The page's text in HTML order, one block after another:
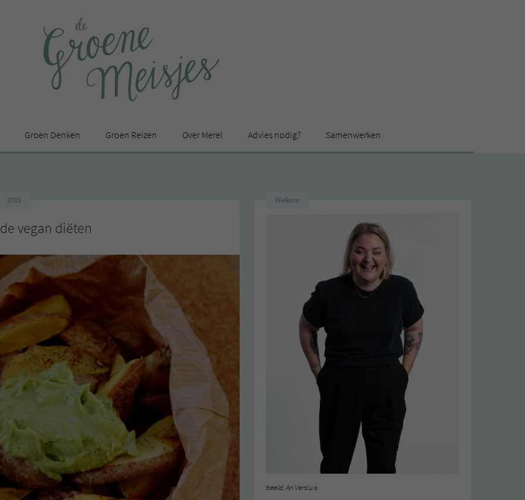
Groen Denken Groen Reizen Over Merel Advies nodig? Samenwerken
2015
vegan diëten
Welkom
beeld: Ari Versluis